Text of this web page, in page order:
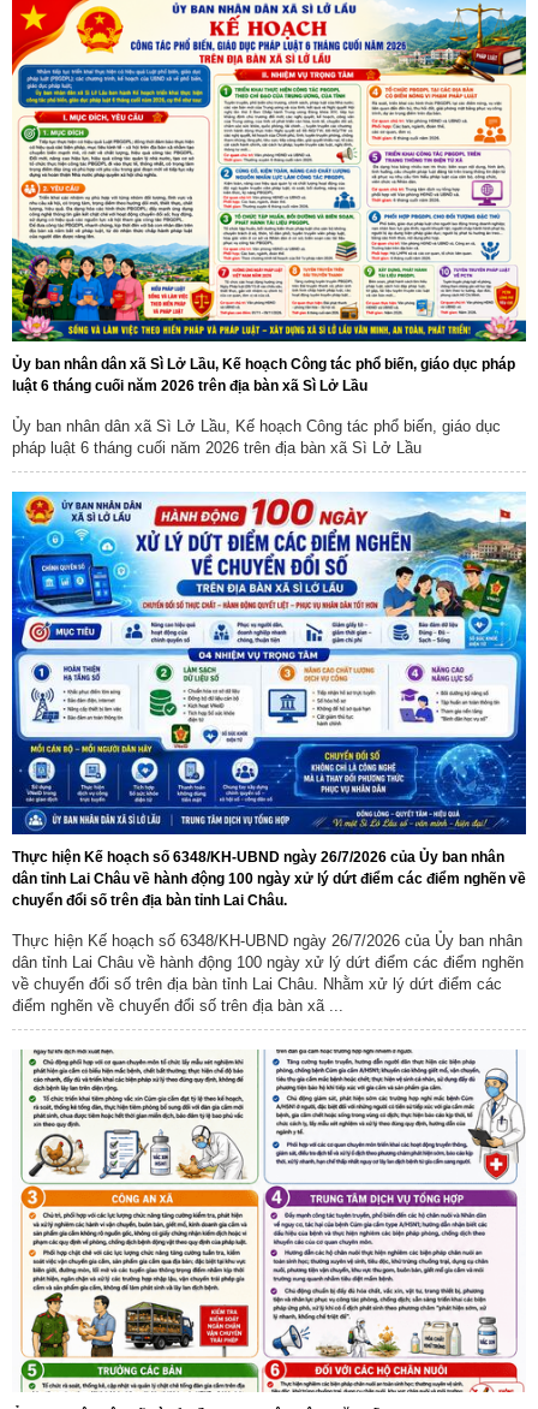
Ủy ban nhân dân xã Sì Lở Lầu, Kế hoạch Công tác phổ biến, giáo dục pháp
luật 6 tháng cuối năm 2026 trên địa bàn xã Sì Lở Lầu
Ủy ban nhân dân xã Sì Lở Lầu, Kế hoạch Công tác phổ biến, giáo dục
pháp luật 6 tháng cuối năm 2026 trên địa bàn xã Sì Lở Lầu
Thực hiện Kế hoạch số 6348/KH-UBND ngày 26/7/2026 của Ủy ban nhân
dân tỉnh Lai Châu về hành động 100 ngày xử lý dứt điểm các điểm nghẽn về
chuyển đổi số trên địa bàn tỉnh Lai Châu.
Thực hiện Kế hoạch số 6348/KH-UBND ngày 26/7/2026 của Ủy ban nhân
dân tỉnh Lai Châu về hành động 100 ngày xử lý dứt điểm các điểm nghẽn
về chuyển đổi số trên địa bàn tỉnh Lai Châu. Nhằm xử lý dứt điểm các
điểm nghẽn về chuyển đổi số trên địa bàn xã ...